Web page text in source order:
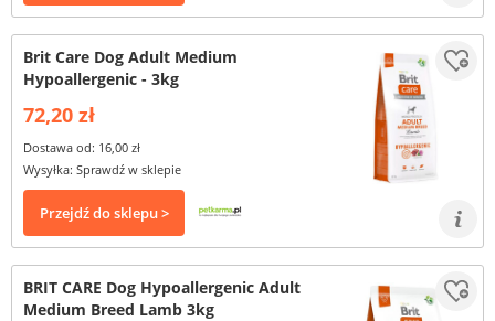
Brit Care Dog Adult Medium
Hypoallergenic - 3kg
72,20 zł
Dostawa od: 16,00 zł
Wysyłka: Sprawdź w sklepie
Przejdź do sklepu >
BRIT CARE Dog Hypoallergenic Adult
Medium Breed Lamb 3kg